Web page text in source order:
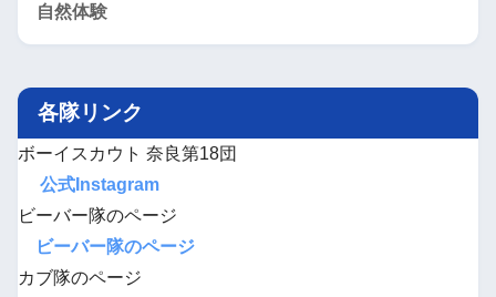
自然体験
各隊リンク
ボーイスカウト 奈良第18団
公式Instagram
ビーバー隊のページ
ビーバー隊のページ
カブ隊のページ